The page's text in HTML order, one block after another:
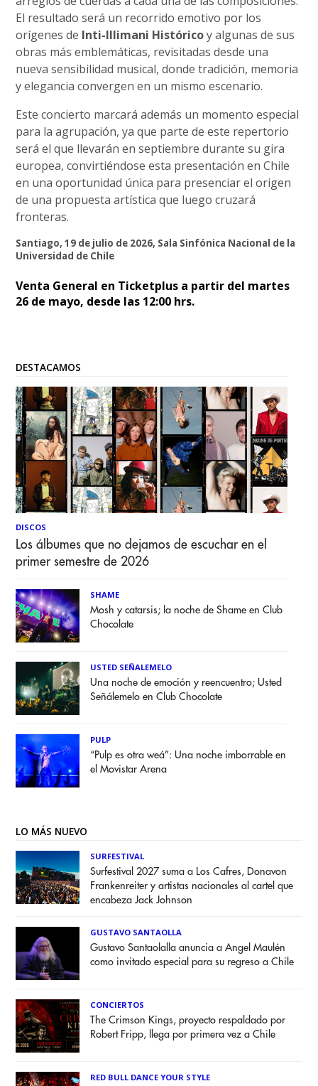
El resultado será un recorrido emotivo por los
orígenes de Inti-Illimani Históricoy algunas de sus
obras más emblemáticas, revisitadas desde una
nueva sensibilidad musical, donde tradición, memoria
y elegancia convergen en un mismo escenario.
Este concierto marcará además un momento especial
para la agrupación, ya que parte de este repertorio
será el que llevarán en septiembre durante su gira
europea, convirtiéndose esta presentación en Chile
en una oportunidad única para presenciar el origen
de una propuesta artística que luego cruzará
fronteras.
Santiago, 19 de julio de 2026, Sala Sinfónica Nacional de la
Universidad de Chile
Venta General en Ticketplus a partir del martes
26 de mayo, desde las 12:00 hrs.
DESTACAMOS
DISCOS
Los álbumes que no dejamos de escuchar en el
primer semestre de 2026
SHAME
Mosh y catarsis; la noche de Shame en Club
Chocolate
USTED SEÑALEMELO
Una noche de emoción y reencuentro; Usted
Señálemelo en Club Chocolate
PULP
“Pulp es otra weá”: Una noche imborrable en
el Movistar Arena
LO MÁS NUEVO
SURFESTIVAL
Surfestival 2027 suma a Los Cafres, Donavon
Frankenreiter y artistas nacionales al cartel que
encabeza Jack Johnson
GUSTAVO SANTAOLLA
Gustavo Santaolalla anuncia a Angel Maulén
como invitado especial para su regreso a Chile
CONCIERTOS
The Crimson Kings, proyecto respaldado por
Robert Fripp, llega por primera vez a Chile
RED BULL DANCE YOUR STYLE